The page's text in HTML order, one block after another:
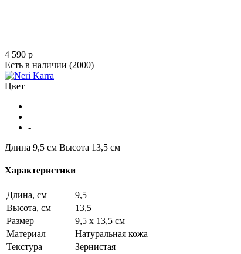
4 590 p
Есть в наличии (2000)
Цвет
-
Длина 9,5 см Высота 13,5 см
Характеристики
Длина, см
9,5
Высота, см
13,5
Размер
9,5 х 13,5 см
Материал
Натуральная кожа
Текстура
Зернистая